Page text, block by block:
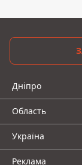
Дніпро
Область
Україна
Реклама